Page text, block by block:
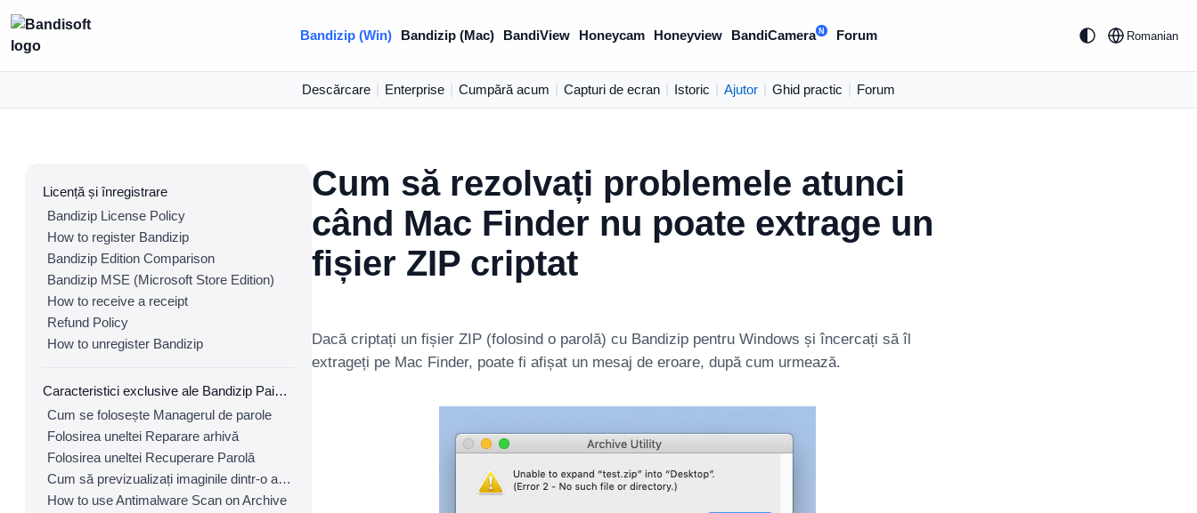
Bandizip (Win) Bandizip (Mac) BandiView Honeycam Honeyview BandiCamera N Forum Romanian
Descărcare Enterprise Cumpără acum Capturi de ecran Istoric Ajutor Ghid practic Forum
Licență și înregistrare
Bandizip License Policy
How to register Bandizip
Bandizip Edition Comparison
Bandizip MSE (Microsoft Store Edition)
How to receive a receipt
Refund Policy
How to unregister Bandizip
Caracteristici exclusive ale Bandizip Paid Edition
Cum se folosește Managerul de parole
Folosirea uneltei Reparare arhivă
Folosirea uneltei Recuperare Parolă
Cum să previzualizați imaginile dintr-o arhivă cu Bandizip
How to use Antimalware Scan on Archive
Cum să rezolvați problemele atunci
când Mac Finder nu poate extrage un
fișier ZIP criptat
Dacă criptați un fișier ZIP (folosind o parolă) cu Bandizip pentru Windows și încercați să îl
extrageți pe Mac Finder, poate fi afișat un mesaj de eroare, după cum urmează.